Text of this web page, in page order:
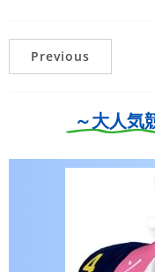
Previous
～大人気